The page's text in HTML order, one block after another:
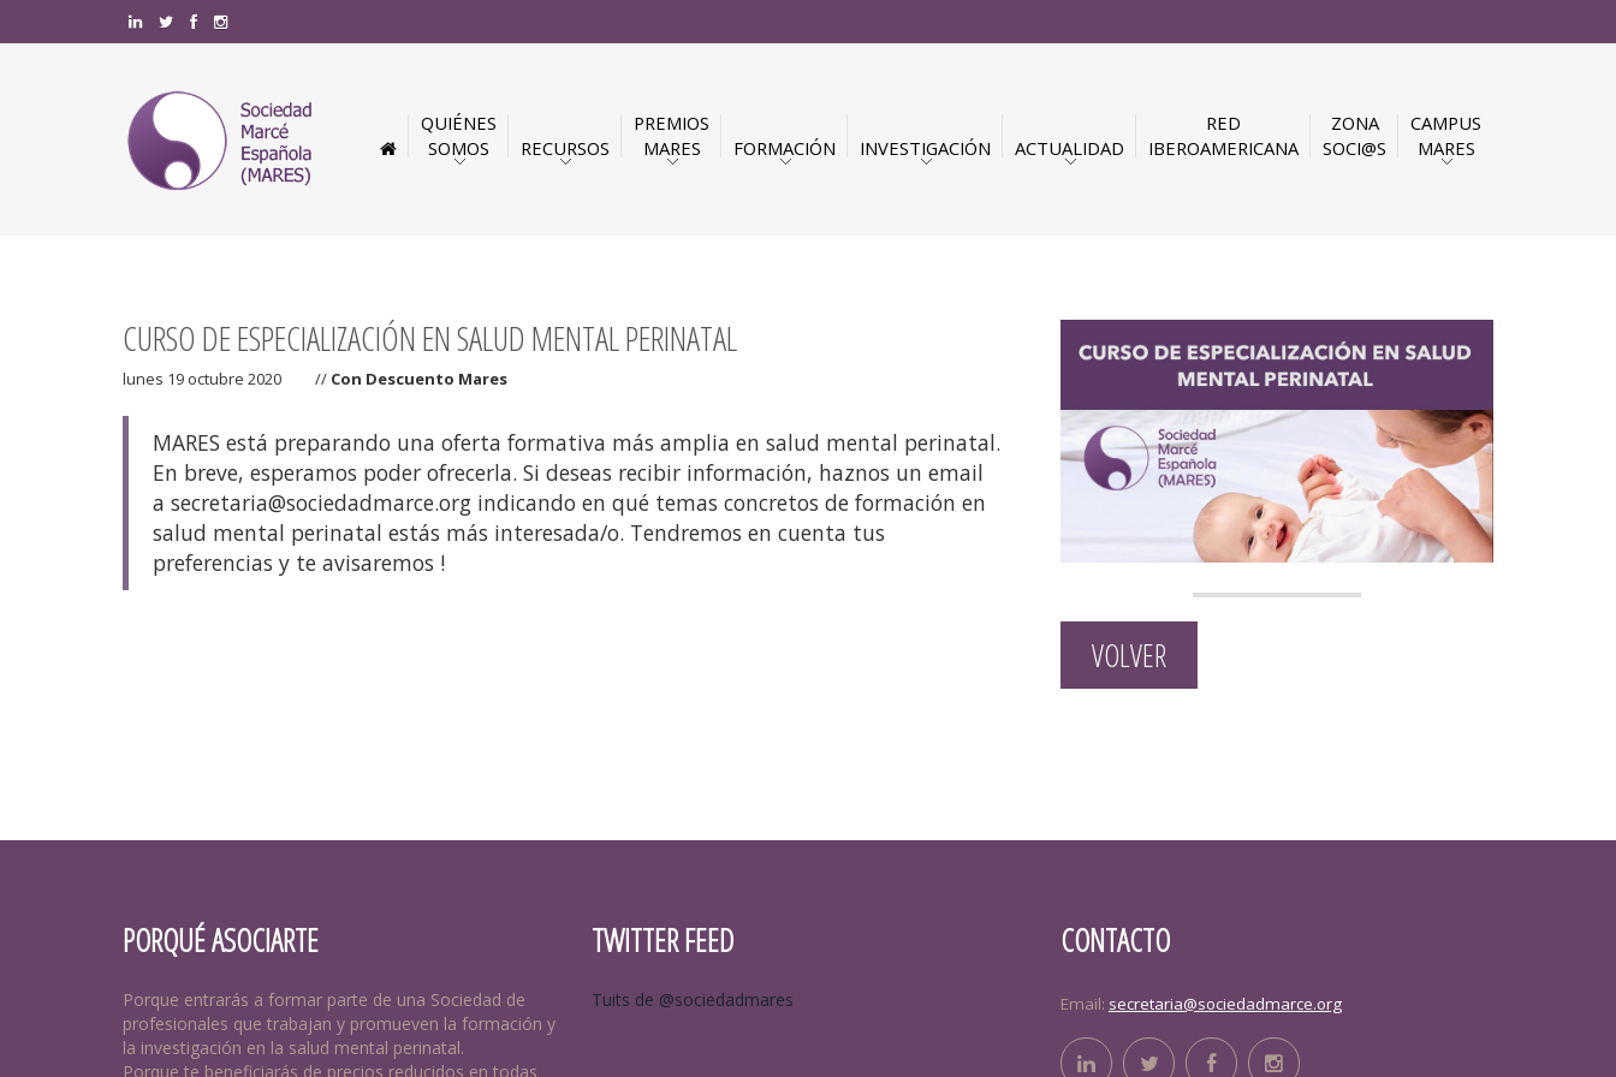
QUIÉNES
SOMOS
RECURSOS
PREMIOS
MARES
FORMACIÓN INVESTIGACIÓN ACTUALIDAD
RED
IBEROAMERICANA
ZONA
SOCI@S
CAMPUS
MARES
CURSO DE ESPECIALIZACIÓN EN SALUD MENTAL PERINATAL
lunes 19 octubre 2020 // Con Descuento Mares
MARES está preparando una oferta formativa más amplia en salud mental perinatal.
En breve, esperamos poder ofrecerla. Si deseas recibir información, haznos un email
a secretaria@sociedadmarce.org indicando en qué temas concretos de formación en
salud mental perinatal estás más interesada/o. Tendremos en cuenta tus
preferencias y te avisaremos !
VOLVER
PORQUÉ ASOCIARTE
Porque entrarás a formar parte de una Sociedad de
profesionales que trabajan y promueven la formación y
la investigación en la salud mental perinatal.
Porque te beneficiarás de precios reducidos en todas
TWITTER FEED
Tuits de @sociedadmares
CONTACTO
Email: secretaria@sociedadmarce.org